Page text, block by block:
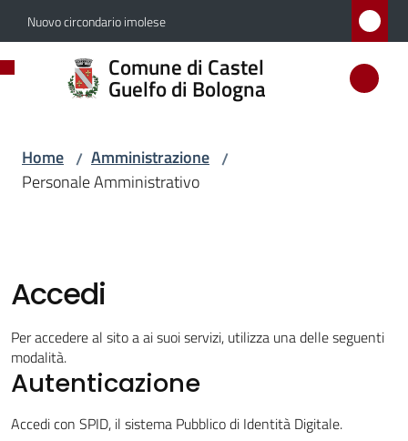
Vai al contenuto
Vai alla navigazione
Vai al footer
Nuovo circondario imolese
Comune di Castel
Guelfo di Bologna
Comune
di
di
Bologna
Amministrazione
Menu selezionato
Novità
Home / Amministrazione /
Personale Amministrativo
Accedi
Per accedere al sito a ai suoi servizi, utilizza una delle seguenti
modalità.
Autenticazione
Accedi con SPID, il sistema Pubblico di Identità Digitale.